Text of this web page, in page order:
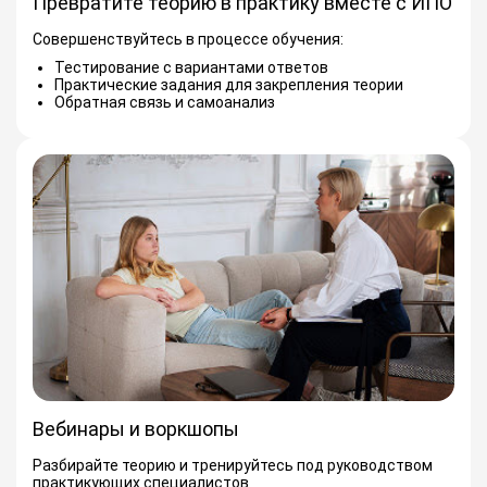
Совершенствуйтесь в процессе обучения:
Тестирование с вариантами ответов
Практические задания для закрепления теории
Обратная связь и самоанализ
Вебинары и воркшопы
Разбирайте теорию и тренируйтесь под руководством
практикующих специалистов